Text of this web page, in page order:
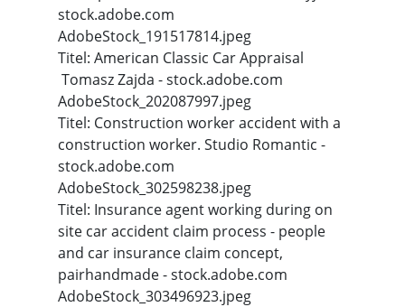
stock.adobe.com
AdobeStock_191517814.jpeg
Titel: American Classic Car Appraisal
Tomasz Zajda - stock.adobe.com
AdobeStock_202087997.jpeg
Titel: Construction worker accident with a
construction worker. Studio Romantic -
stock.adobe.com
AdobeStock_302598238.jpeg
Titel: Insurance agent working during on
site car accident claim process - people
and car insurance claim concept,
pairhandmade - stock.adobe.com
AdobeStock_303496923.jpeg